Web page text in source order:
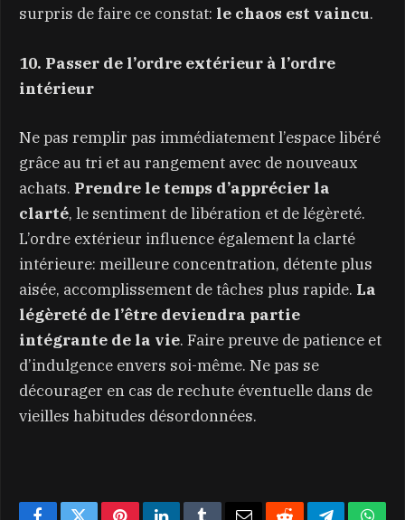
surpris de faire ce constat: le chaos est vaincu.
10. Passer de l’ordre extérieur à l’ordre
intérieur
Ne pas remplir pas immédiatement l’espace libéré
grâce au tri et au rangement avec de nouveaux
achats. Prendre le temps d’apprécier la
clarté, le sentiment de libération et de légèreté.
L’ordre extérieur influence également la clarté
intérieure: meilleure concentration, détente plus
aisée, accomplissement de tâches plus rapide. La
légèreté de l’être deviendra partie
intégrante de la vie. Faire preuve de patience et
d’indulgence envers soi-même. Ne pas se
décourager en cas de rechute éventuelle dans de
vieilles habitudes désordonnées.